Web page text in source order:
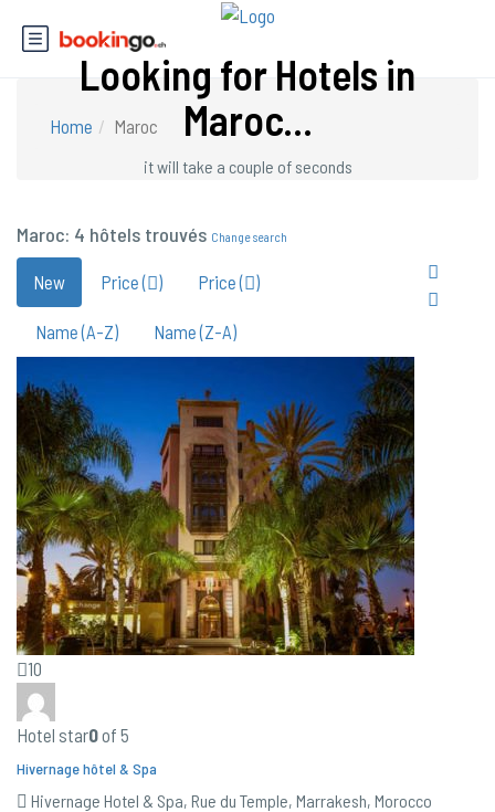
Looking for Hotels in
Maroc...
it will take a couple of seconds
Home Maroc
Maroc: 4 hôtels trouvés Change search
New Price ( ) Price ( )
Name (A-Z) Name (Z-A)
10
Hotel star0of 5
Hivernage hôtel & Spa
Hivernage Hotel & Spa, Rue du Temple, Marrakesh, Morocco